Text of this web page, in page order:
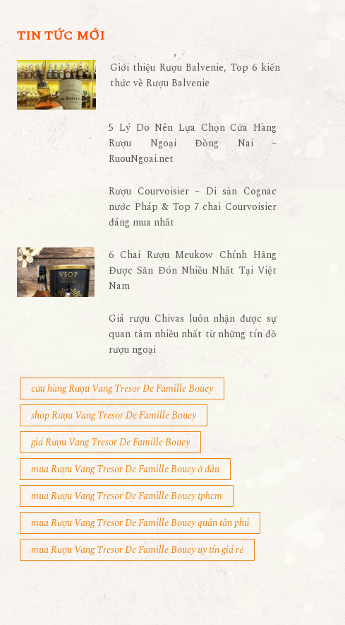
TIN TỨC MỚI
Giới thiệu Rượu Balvenie, Top 6 kiến
thức về Rượu Balvenie
5 Lý Do Nên Lựa Chọn Cửa Hàng
Rượu Ngoại Đồng Nai –
RuouNgoai.net
Rượu Courvoisier – Di sản Cognac
nước Pháp & Top 7 chai Courvoisier
đáng mua nhất
6 Chai Rượu Meukow Chính Hãng
Được Săn Đón Nhiều Nhất Tại Việt
Nam
Giá rượu Chivas luôn nhận được sự
quan tâm nhiều nhất từ những tín đồ
rượu ngoại
cửa hàng Rượu Vang Tresor De Famille Bouey
shop Rượu Vang Tresor De Famille Bouey
giá Rượu Vang Tresor De Famille Bouey
mua Rượu Vang Tresor De Famille Bouey ở đâu
mua Rượu Vang Tresor De Famille Bouey tphcm
mua Rượu Vang Tresor De Famille Bouey quân tân phú
mua Rượu Vang Tresor De Famille Bouey uy tín giá rẻ